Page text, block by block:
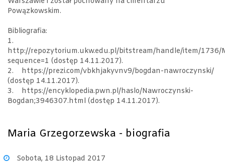
Powązkowskim.
Bibliografia:
1.
http://repozytorium.ukw.edu.pl/bitstream/handle/item/1736/
sequence=1 (dostęp 14.11.2017).
2. https://prezi.com/vbkhjakyvnv9/bogdan-nawroczynski/
(dostęp 14.11.2017).
3. https://encyklopedia.pwn.pl/haslo/Nawroczynski-
Bogdan;3946307.html (dostęp 14.11.2017).
Maria Grzegorzewska - biografia
Sobota, 18 Listopad 2017